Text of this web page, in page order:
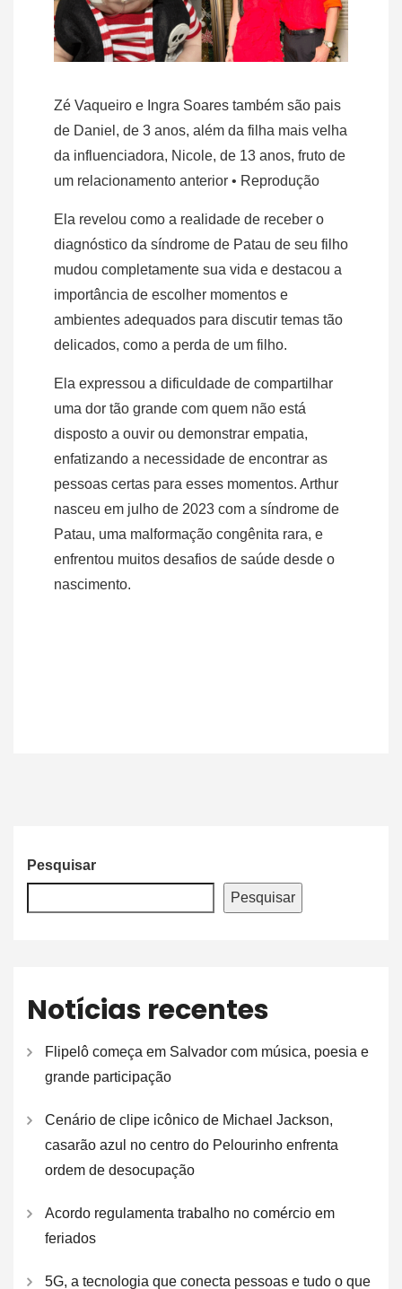
Zé Vaqueiro e Ingra Soares também são pais
de Daniel, de 3 anos, além da filha mais velha
da influenciadora, Nicole, de 13 anos, fruto de
um relacionamento anterior • Reprodução
Ela revelou como a realidade de receber o
diagnóstico da síndrome de Patau de seu filho
mudou completamente sua vida e destacou a
importância de escolher momentos e
ambientes adequados para discutir temas tão
delicados, como a perda de um filho.
Ela expressou a dificuldade de compartilhar
uma dor tão grande com quem não está
disposto a ouvir ou demonstrar empatia,
enfatizando a necessidade de encontrar as
pessoas certas para esses momentos. Arthur
nasceu em julho de 2023 com a síndrome de
Patau, uma malformação congênita rara, e
enfrentou muitos desafios de saúde desde o
nascimento.
Pesquisar
Pesquisar
Notícias recentes
Flipelô começa em Salvador com música, poesia e
grande participação
Cenário de clipe icônico de Michael Jackson,
casarão azul no centro do Pelourinho enfrenta
ordem de desocupação
Acordo regulamenta trabalho no comércio em
feriados
5G, a tecnologia que conecta pessoas e tudo o que